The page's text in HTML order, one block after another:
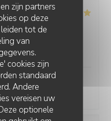
zijn partners
op deze
tot de
van
cookies zijn
standaard
Andere
vereisen uw
optionele
:5/5
Ils sont tous hyper